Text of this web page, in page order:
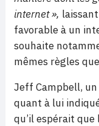
internet »,
favorable à un
souhaite
mêmes règles
Jeff Campbell, un
quant à lui
qu’il espérait que